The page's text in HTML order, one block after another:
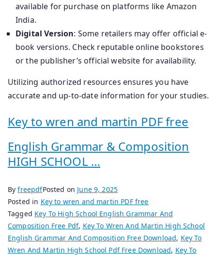
available for purchase on platforms like Amazon
India.
Digital Version: Some retailers may offer official e-
book versions. Check reputable online bookstores
or the publisher’s official website for availability.
Utilizing authorized resources ensures you have
accurate and up-to-date information for your studies.
Key to wren and martin PDF free
English Grammar & Composition
HIGH SCHOOL …
ByfreepdfPosted on June 9, 2025
Posted in Key to wren and martin PDF free
Tagged Key To High School English Grammar And
Composition Free Pdf, Key To Wren And Martin High School
English Grammar And Composition Free Download, Key To
Wren And Martin High School Pdf Free Download, Key To